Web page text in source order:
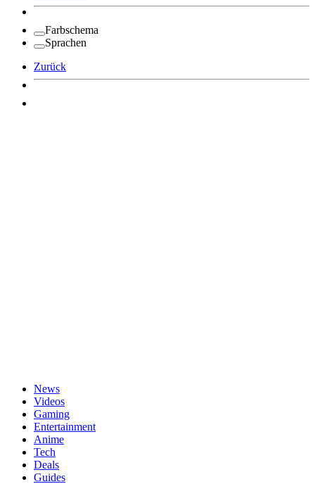
Farbschema
Sprachen
Zurück
News
Videos
Gaming
Entertainment
Anime
Tech
Deals
Guides